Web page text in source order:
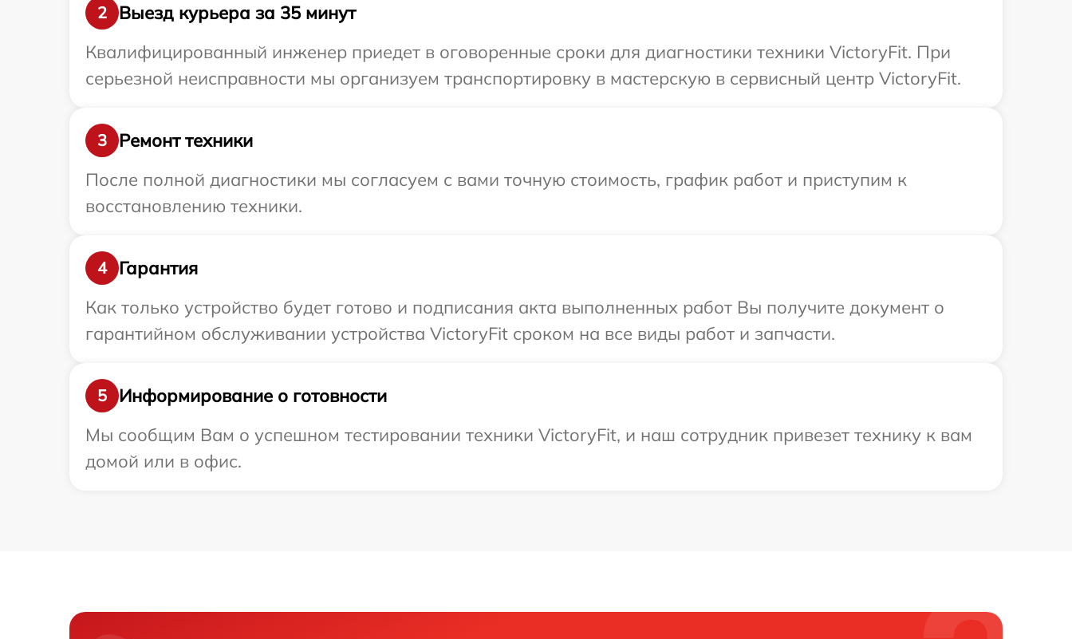
2
Выезд курьера за 35 минут
Квалифицированный инженер приедет в оговоренные сроки для диагностики техники VictoryFit. При
серьезной неисправности мы организуем транспортировку в мастерскую в сервисный центр VictoryFit.
3
Ремонт техники
После полной диагностики мы согласуем с вами точную стоимость, график работ и приступим к
восстановлению техники.
4
Гарантия
Как только устройство будет готово и подписания акта выполненных работ Вы получите документ о
гарантийном обслуживании устройства VictoryFit сроком на все виды работ и запчасти.
5
Информирование о готовности
Мы сообщим Вам о успешном тестировании техники VictoryFit, и наш сотрудник привезет технику к вам
домой или в офис.